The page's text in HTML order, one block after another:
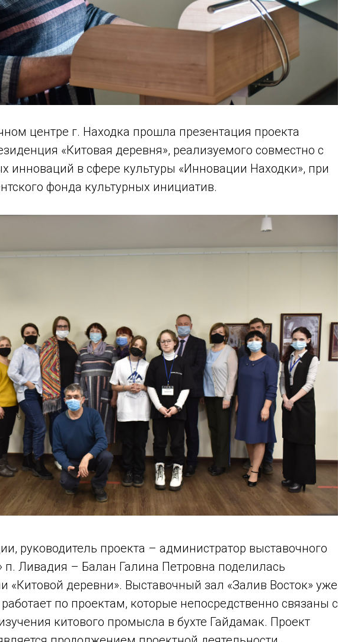
центре г. Находка прошла презентация проекта
«Китовая деревня», реализуемого совместно с
инноваций в сфере культуры «Инновации Находки», при
фонда культурных инициатив.
руководитель проекта – администратор выставочного
п. Ливадия – Балан Галина Петровна поделилась
«Китовой деревни». Выставочный зал «Залив Восток» уже
по проектам, которые непосредственно связаны с
китового промысла в бухте Гайдамак. Проект